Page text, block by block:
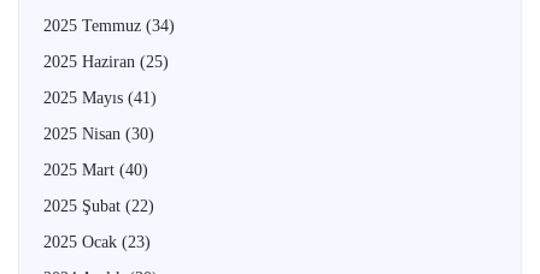
2025 Temmuz (34)
2025 Haziran (25)
2025 Mayıs (41)
2025 Nisan (30)
2025 Mart (40)
2025 Şubat (22)
2025 Ocak (23)